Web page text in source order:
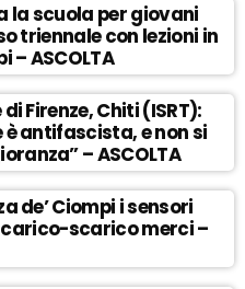
la scuola per giovani
triennale con lezioni in
– ASCOLTA
Firenze, Chiti (ISRT):
è antifascista, e non si
– ASCOLTA
de’ Ciompi i sensori
scarico merci –